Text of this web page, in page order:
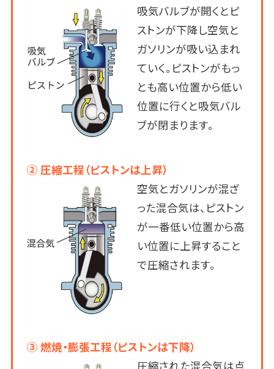
吸気バルブが開くとピ
ストンが下降し空気と
ガソリンが吸い込まれ
ていく。ピストンがもっ
とも高い位置から低い
位置に行くと吸気バル
ブが閉まります。
② 圧縮工程（ピストンは上昇）
空気とガソリンが混ざ
った混合気は、ピストン
が一番低い位置から高
い位置に上昇すること
で圧縮されます。
③ 燃焼・膨張工程（ピストンは下降）
圧縮された混合気は点